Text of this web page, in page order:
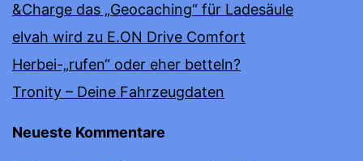
&Charge das „Geocaching“ für Ladesäule
elvah wird zu E.ON Drive Comfort
Herbei-„rufen“ oder eher betteln?
Tronity – Deine Fahrzeugdaten
Neueste Kommentare